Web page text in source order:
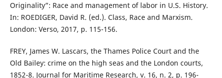
Originality”: Race and management of labor in U.S. History.
In: ROEDIGER, David R. (ed.). Class, Race and Marxism.
London: Verso, 2017, p. 115-156.
FREY, James W. Lascars, the Thames Police Court and the
Old Bailey: crime on the high seas and the London courts,
1852-8. Journal for Maritime Research, v. 16, n. 2, p. 196-